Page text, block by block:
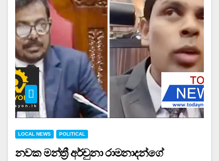
LOCAL NEWS POLITICAL
නවක මන්ත්‍රී අර්චුනා රාමනාදන්ගේ